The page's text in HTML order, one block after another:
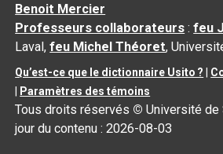
Benoit Mercier
Professeurs collaborateurs :feu
Laval,feu Michel Théoret,
Qu’est-ce que le dictionnaire Usito ?
Paramètres des témoins
Tous droits réservés © Université
jour du contenu :2026-08-03